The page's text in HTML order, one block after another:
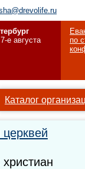
е августа
по
Каталог